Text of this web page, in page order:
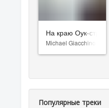
На краю Оук-стрит
Michael Giacchino
Популярные треки